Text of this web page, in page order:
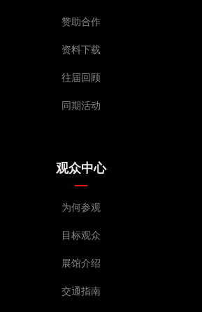
赞助合作
资料下载
往届回顾
同期活动
观众中心
为何参观
目标观众
展馆介绍
交通指南